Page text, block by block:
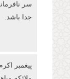
سر
جدا باشد.
پیغمبر